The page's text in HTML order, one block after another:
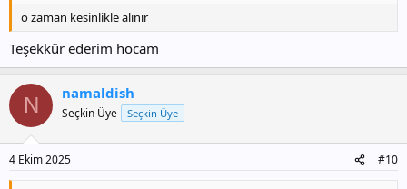
o zaman kesinlikle alınır
Teşekkür ederim hocam
N namaldish
Seçkin Üye Seçkin Üye
4 Ekim 2025 #10